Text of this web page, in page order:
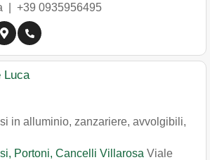
| +39 0935956495
Luca
in alluminio, zanzariere, avvolgibili,
Portoni, Cancelli Villarosa Viale